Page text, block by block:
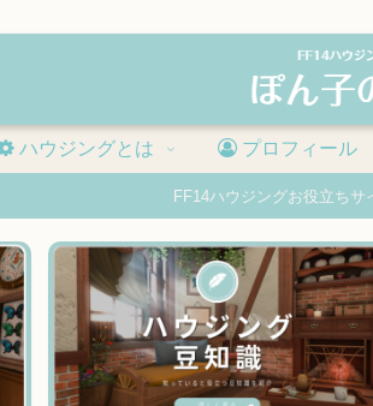
ハウジングとは プロフィール
FF14ハウジングお役立ち